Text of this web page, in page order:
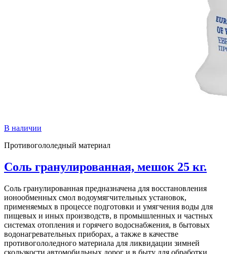
В наличии
Противогололедный материал
Соль гранулированная, мешок 25 кг.
Соль гранулированная предназначена для восстановления
ионообменных смол водоумягчительных установок,
применяемых в процессе подготовки и умягчения воды для
пищевых и иных производств, в промышленных и частных
системах отопления и горячего водоснабжения, в бытовых
водонагревательных приборах, а также в качестве
противогололедного материала для ликвидации зимней